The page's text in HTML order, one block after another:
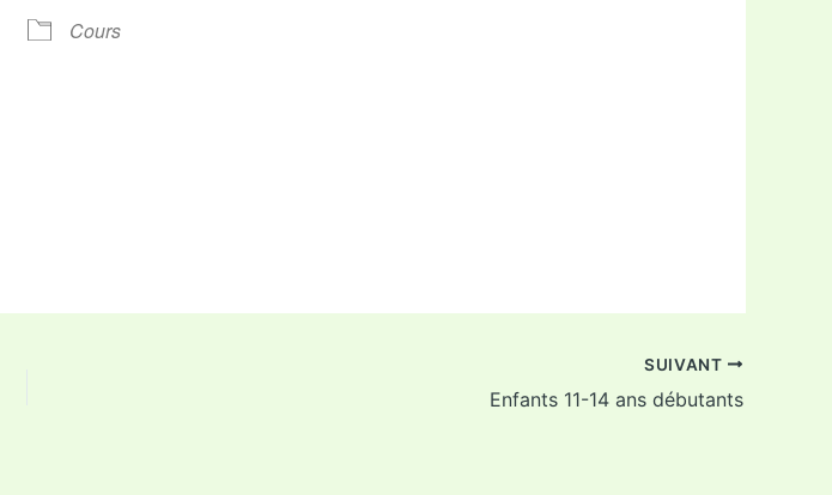
iCalendar
Cours
SUIVANT
Enfants 11-14 ans débutants